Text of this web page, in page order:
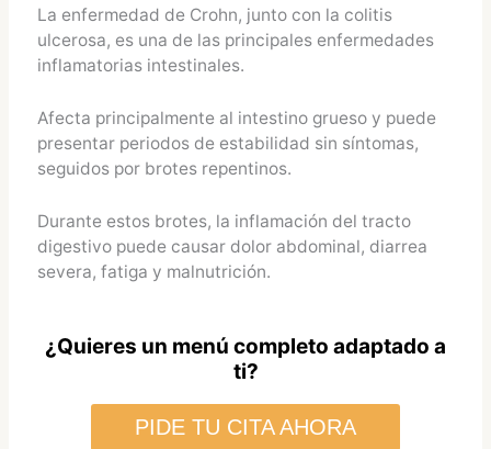
La enfermedad de Crohn, junto con la colitis
ulcerosa, es una de las principales enfermedades
inflamatorias intestinales.
Afecta principalmente al intestino grueso y puede
presentar periodos de estabilidad sin síntomas,
seguidos por brotes repentinos.
Durante estos brotes, la inflamación del tracto
digestivo puede causar dolor abdominal, diarrea
severa, fatiga y malnutrición.
¿Quieres un menú completo adaptado a
ti?
PIDE TU CITA AHORA